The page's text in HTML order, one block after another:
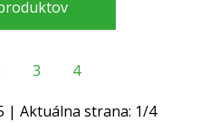
3 4
| Aktuálna strana: 1/4